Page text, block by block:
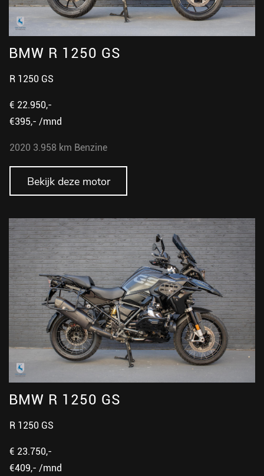
BMW R 1250 GS
R 1250 GS
€ 22.950,-
€395,- /mnd
2020 3.958 km Benzine
Bekijk deze motor
BMW R 1250 GS
R 1250 GS
€ 23.750,-
€409,- /mnd